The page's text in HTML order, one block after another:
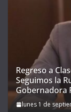
Regreso a
Seguimos la
Gobernadora
lunes 1 de